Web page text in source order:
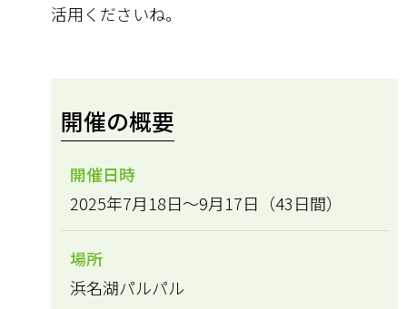
活用くださいね。
開催の概要
開催日時
2025年7月18日～9月17日（43日間）
場所
浜名湖パルパル